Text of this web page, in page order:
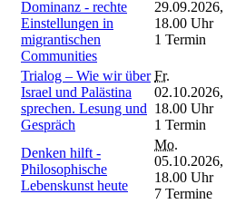
Dominanz - rechte
Einstellungen in
migrantischen
Communities
29.09.2026,
18.00 Uhr
1 Termin
Trialog – Wie wir über
Israel und Palästina
sprechen. Lesung und
Gespräch
Fr.
02.10.2026,
18.00 Uhr
1 Termin
Denken hilft -
Philosophische
Lebenskunst heute
Mo.
05.10.2026,
18.00 Uhr
7 Termine